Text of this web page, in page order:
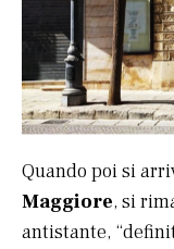
Quando poi si
Maggiore, si
antistante,